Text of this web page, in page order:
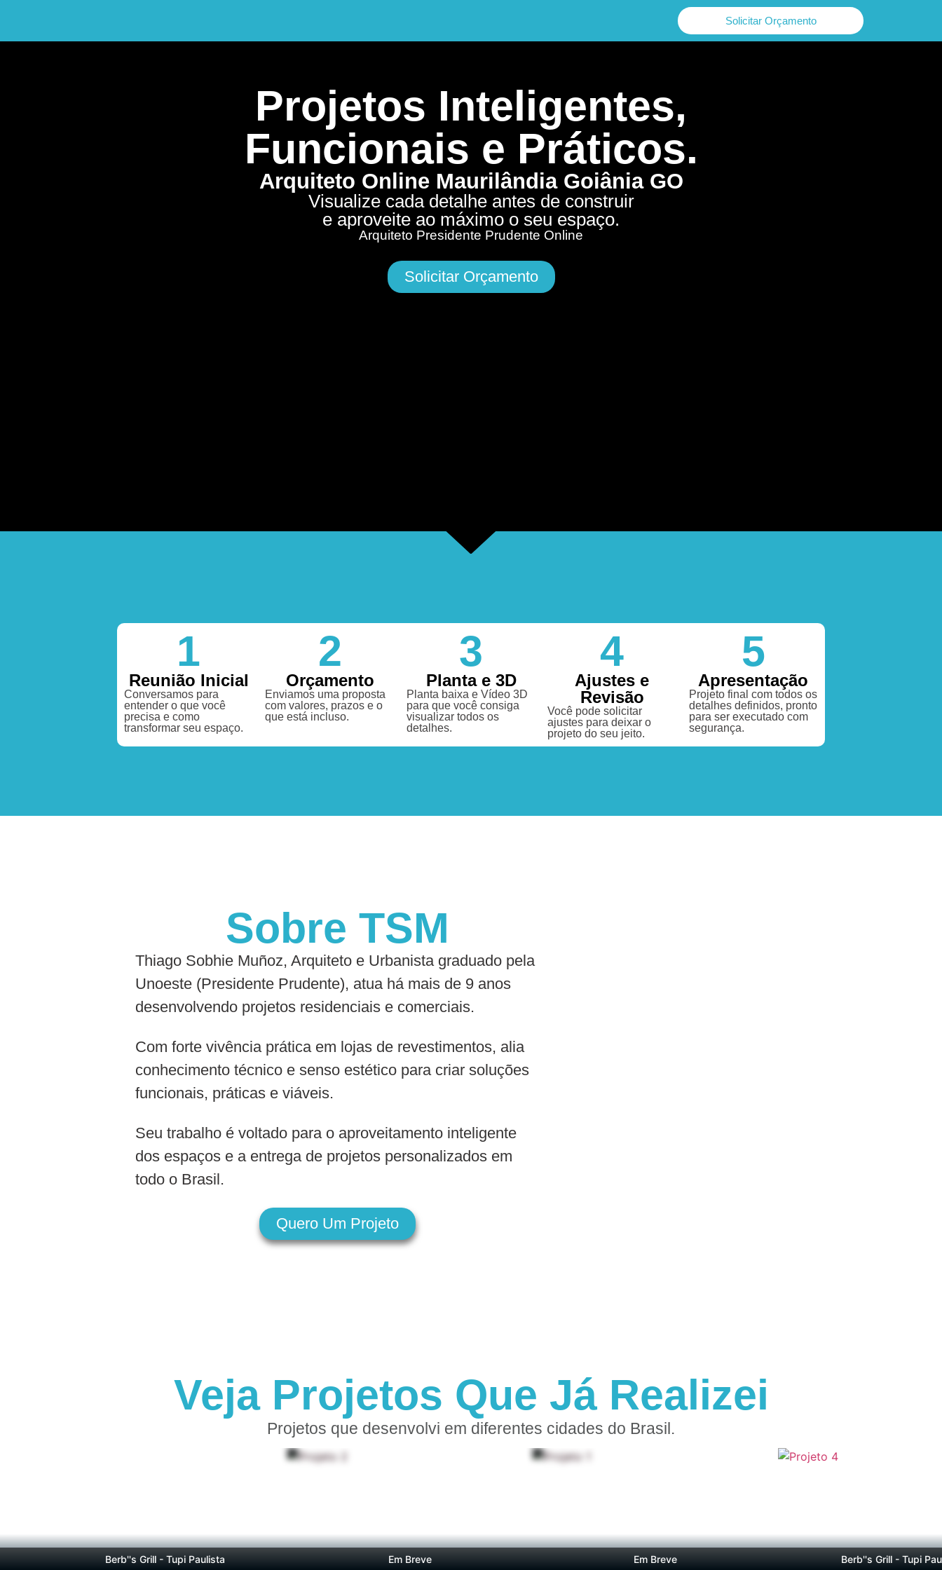
Solicitar Orçamento
Projetos Inteligentes,
Funcionais e Práticos.
Arquiteto Online Maurilândia Goiânia GO
Visualize cada detalhe antes de construir
e aproveite ao máximo o seu espaço.
Arquiteto Presidente Prudente Online
Solicitar Orçamento
1
Reunião Inicial
Conversamos para
entender o que você
precisa e como
transformar seu espaço.
2
Orçamento
Enviamos uma proposta
com valores, prazos e o
que está incluso.
3
Planta e 3D
Planta baixa e Vídeo 3D
para que você consiga
visualizar todos os
detalhes.
4
Ajustes e
Revisão
Você pode solicitar
ajustes para deixar o
projeto do seu jeito.
5
Apresentação
Projeto final com todos os
detalhes definidos, pronto
para ser executado com
segurança.
Sobre TSM
Thiago Sobhie Muñoz, Arquiteto e Urbanista graduado pela
Unoeste (Presidente Prudente), atua há mais de 9 anos
desenvolvendo projetos residenciais e comerciais.
Com forte vivência prática em lojas de revestimentos, alia
conhecimento técnico e senso estético para criar soluções
funcionais, práticas e viáveis.
Seu trabalho é voltado para o aproveitamento inteligente
dos espaços e a entrega de projetos personalizados em
todo o Brasil.
Quero Um Projeto
Veja Projetos Que Já Realizei
Projetos que desenvolvi em diferentes cidades do Brasil.
Berb''s Grill - Tupi Paulista Em Breve Em Breve Berb''s Grill - Tupi